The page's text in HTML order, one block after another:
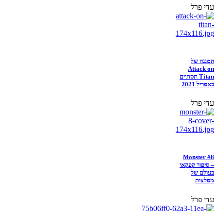
עדי פרל
המנגה של
Attack on
Titan תסתיים
באפריל 2021
עדי פרל
Monster #8
– סיפור קפקאי
בעולם של
מפלצות
עדי פרל